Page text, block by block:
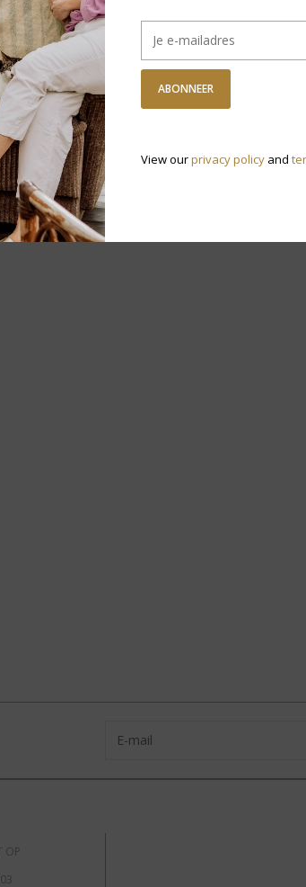
Kids Gizeh -
€49,95 €44,95
Birkenstock
Regular
€57,95
OP
ABONNEER
View ourprivacy policy and